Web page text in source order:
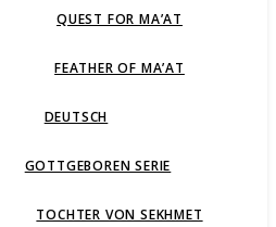
QUEST FOR MA’AT
FEATHER OF MA’AT
DEUTSCH
GOTTGEBOREN SERIE
TOCHTER VON SEKHMET